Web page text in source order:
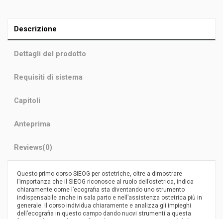
Descrizione
Dettagli del prodotto
Requisiti di sistema
Capitoli
Anteprima
Reviews(0)
Questo primo corso SIEOG per ostetriche, oltre a dimostrare
l’importanza che il SIEOG riconosce al ruolo dell’ostetrica, indica
chiaramente come l’ecografia sta diventando uno strumento
indispensabile anche in sala parto e nell’assistenza ostetrica più in
generale. Il corso individua chiaramente e analizza gli impieghi
dell’ecografia in questo campo dando nuovi strumenti a questa